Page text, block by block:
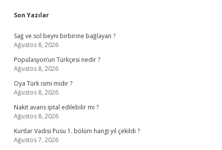
Sidebar
Son Yazılar
Sağ ve sol beyni birbirine bağlayan ?
Ağustos 8, 2026
Popülasyon’un Türkçesi nedir ?
Ağustos 8, 2026
Oya Türk ismi midir ?
Ağustos 8, 2026
Nakit avans iptal edilebilir mi ?
Ağustos 8, 2026
Kurtlar Vadisi Pusu 1. bölüm hangi yıl çekildi ?
Ağustos 7, 2026